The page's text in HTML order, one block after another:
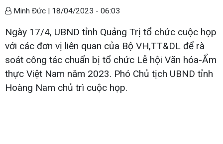
Minh Đức | 18/04/2023 - 06:03
Ngày 17/4, UBND tỉnh Quảng Trị tổ chức cuộc họp
với các đơn vị liên quan của Bộ VH,TT&DL để rà
soát công tác chuẩn bị tổ chức Lễ hội Văn hóa-Ẩm
thực Việt Nam năm 2023. Phó Chủ tịch UBND tỉnh
Hoàng Nam chủ trì cuộc họp.